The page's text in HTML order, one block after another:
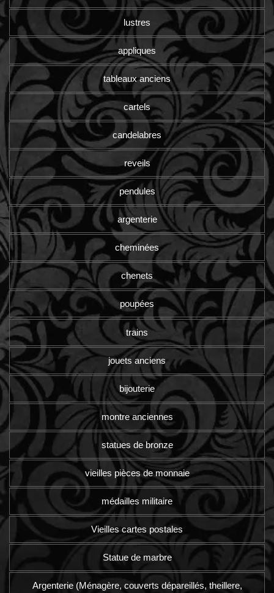
lustres
appliques
tableaux anciens
cartels
candelabres
reveils
pendules
argenterie
cheminées
chenets
poupées
trains
jouets anciens
bijouterie
montre anciennes
statues de bronze
vieilles pièces de monnaie
médailles militaire
Vieilles cartes postales
Statue de marbre
Argenterie (Ménagère, couverts dépareillés, theillere,